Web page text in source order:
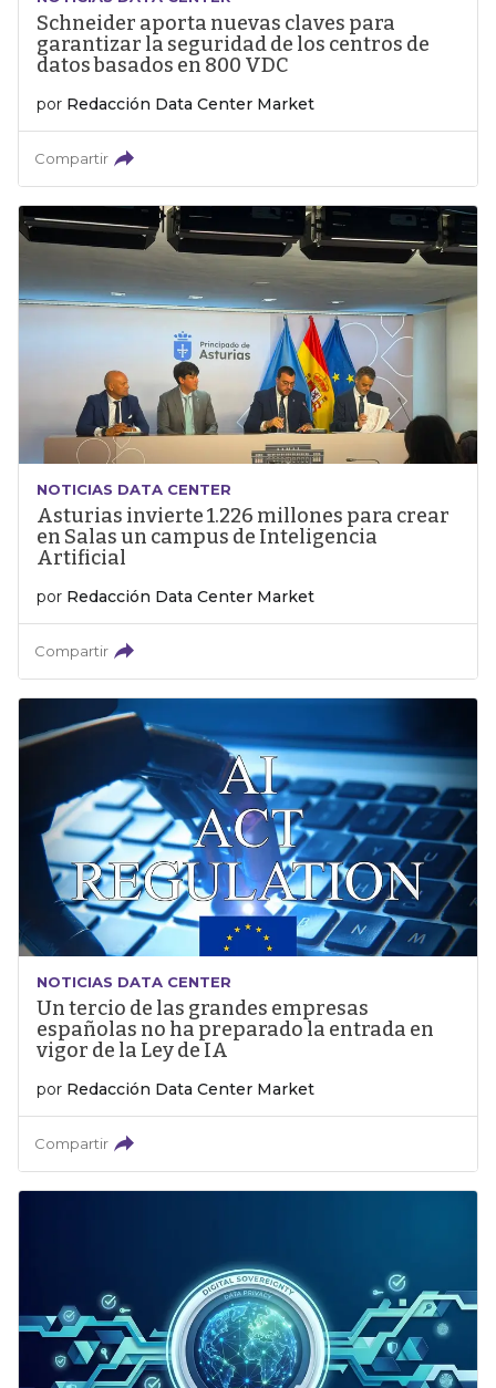
Schneider aporta nuevas claves para
garantizar la seguridad de los centros de
datos basados en 800 VDC
por Redacción Data Center Market
Compartir
NOTICIAS DATA CENTER
Asturias invierte 1.226 millones para crear
en Salas un campus de Inteligencia
Artificial
por Redacción Data Center Market
Compartir
NOTICIAS DATA CENTER
Un tercio de las grandes empresas
españolas no ha preparado la entrada en
vigor de la Ley de IA
por Redacción Data Center Market
Compartir